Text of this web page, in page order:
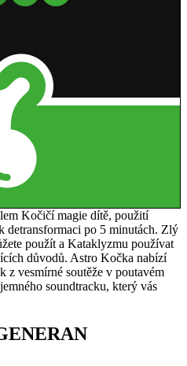
Kočičí magie dítě, použití
po 5 minutách. Zlý
použít a Kataklyzmu používat
důvodů. Astro Kočka nabízí
z vesmírné soutěže v poutavém
soundtracku, který vás